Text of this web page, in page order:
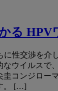
る HPV
に性交渉を介
なウイルスで
圭コンジロー
。 […]